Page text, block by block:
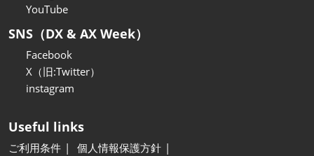
YouTube
SNS（DX & AX Week）
Facebook
X（旧:Twitter）
instagram
Useful links
ご利用条件
個人情報保護方針